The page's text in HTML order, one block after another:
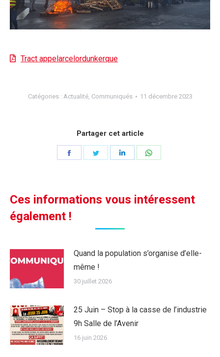
Tract appelarcelordunkerque
Catégories : Actualité, Communiqués 11 décembre 2023
Partager cet article
Partager Partager Partager
Ces informations vous intéressent
également !
Quand la population s’organise d’elle-
même !
30 juillet 2026
25 Juin – Stop à la casse de l’industrie
9h Salle de l’Avenir
16 juin 2026